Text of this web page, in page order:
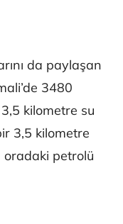
da paylaşan
3480
kilometre su
3,5 kilometre
oradaki petrolü